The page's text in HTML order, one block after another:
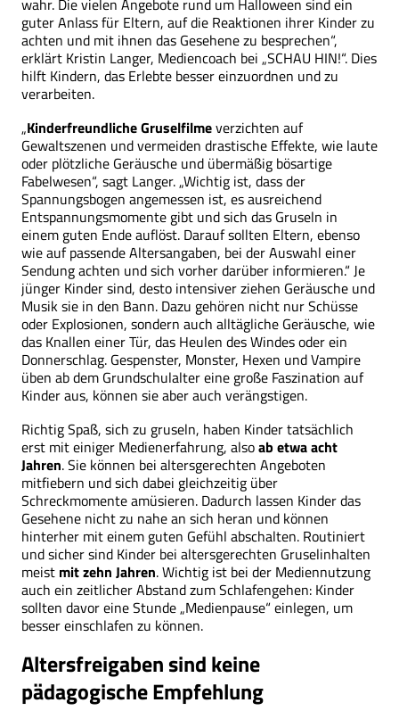
wahr. Die vielen Angebote rund um Halloween sind ein
guter Anlass für Eltern, auf die Reaktionen ihrer Kinder zu
achten und mit ihnen das Gesehene zu besprechen“,
erklärt Kristin Langer, Mediencoach bei „SCHAU HIN!“. Dies
hilft Kindern, das Erlebte besser einzuordnen und zu
verarbeiten.
„Kinderfreundliche Gruselfilmeverzichten auf
Gewaltszenen und vermeiden drastische Effekte, wie laute
oder plötzliche Geräusche und übermäßig bösartige
Fabelwesen“, sagt Langer. „Wichtig ist, dass der
Spannungsbogen angemessen ist, es ausreichend
Entspannungsmomente gibt und sich das Gruseln in
einem guten Ende auflöst. Darauf sollten Eltern, ebenso
wie auf passende Alters­angaben, bei der Auswahl einer
Sendung achten und sich vorher darüber informieren.“ Je
jünger Kinder sind, desto intensiver ziehen Geräusche und
Musik sie in den Bann. Dazu gehören nicht nur Schüsse
oder Explosionen, sondern auch alltägliche Geräusche, wie
das Knallen einer Tür, das Heulen des Windes oder ein
Donnerschlag. Gespenster, Monster, Hexen und Vampire
üben ab dem Grund­schulalter eine große Faszination auf
Kinder aus, können sie aber auch verängstigen.
Richtig Spaß, sich zu gruseln, haben Kinder tatsächlich
erst mit einiger Medienerfahrung, alsoab etwa acht
Jahren. Sie können bei altersgerechten Angeboten
mitfiebern und sich dabei gleichzeitig über
Schreckmomente amüsieren. Dadurch lassen Kinder das
Gesehene nicht zu nahe an sich heran­ und können
hinterher mit einem guten Gefühl abschalten. Routiniert
und sicher sind Kinder bei altersgerechten Gruselinhalten
meist mit zehn Jahren. Wichtig ist bei der Mediennutzung
auch ein zeitlicher Abstand zum Schlafengehen: Kinder
sollten davor eine Stunde „Medienpause“ einlegen, um
besser einschlafen zu können.
Altersfreigaben sind keine
pädagogische Empfehlung